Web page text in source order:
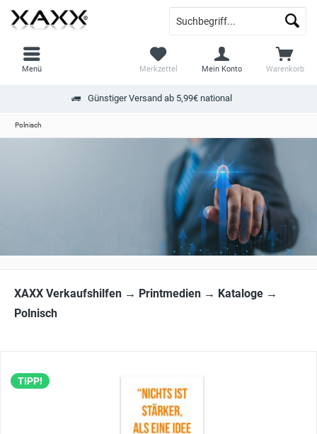
Günstiger Versand ab 5,99€ national
Warenkorb
Merkzettel Mein Konto
Menü
Polnisch
XAXX Verkaufshilfen → Printmedien → Kataloge →
Polnisch
TIPP!